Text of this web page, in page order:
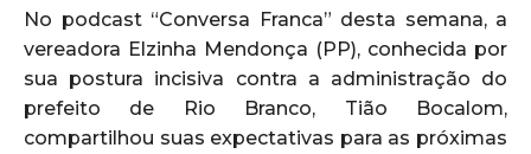
No podcast “Conversa Franca” desta semana, a
vereadora Elzinha Mendonça (PP), conhecida por
sua postura incisiva contra a administração do
prefeito de Rio Branco, Tião Bocalom,
compartilhou suas expectativas para as próximas